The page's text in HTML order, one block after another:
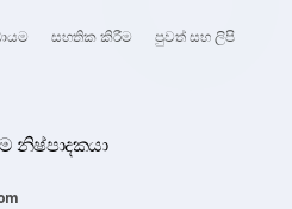
සහතික කිරීම
පුවත් සහ ලිපි
නිෂ්පාදකයා